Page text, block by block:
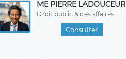
ME PIERRE LADOUCEUR
Droit public & des affaires
Consulter